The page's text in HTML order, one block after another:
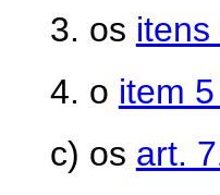
3. os itens
4. o item
c) os art.